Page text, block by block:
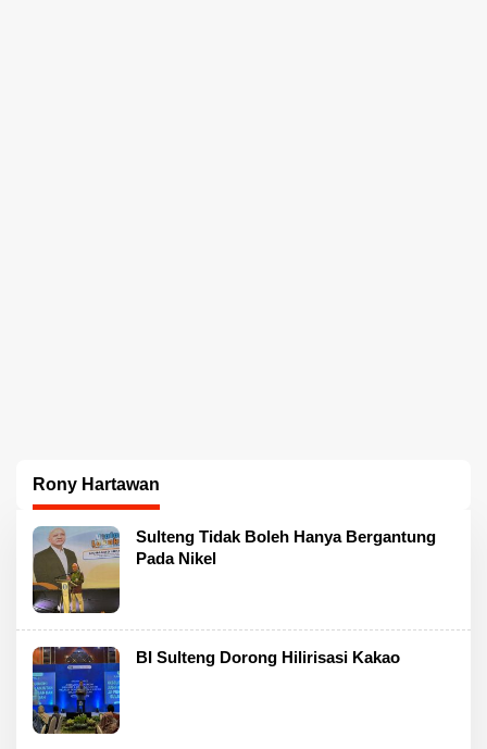
Rony Hartawan
Sulteng Tidak Boleh Hanya Bergantung
Pada Nikel
BI Sulteng Dorong Hilirisasi Kakao